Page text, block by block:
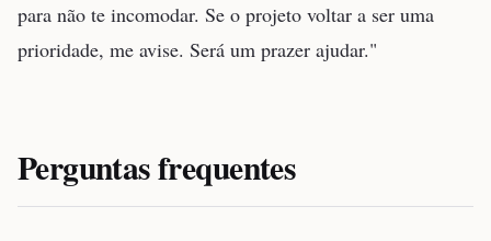
para não te incomodar. Se o projeto voltar a ser uma
prioridade, me avise. Será um prazer ajudar."
Perguntas frequentes